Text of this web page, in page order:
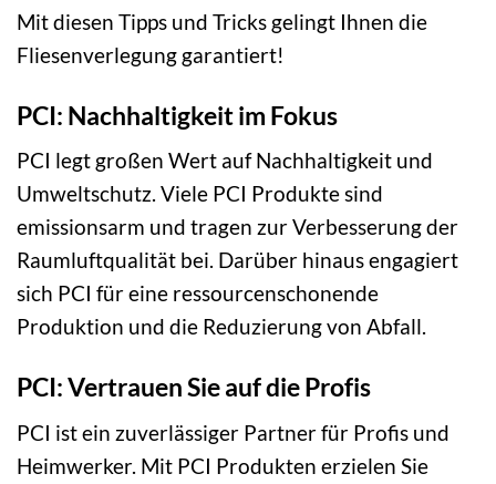
Mit diesen Tipps und Tricks gelingt Ihnen die
Fliesenverlegung garantiert!
PCI: Nachhaltigkeit im Fokus
PCI legt großen Wert auf Nachhaltigkeit und
Umweltschutz. Viele PCI Produkte sind
emissionsarm und tragen zur Verbesserung der
Raumluftqualität bei. Darüber hinaus engagiert
sich PCI für eine ressourcenschonende
Produktion und die Reduzierung von Abfall.
PCI: Vertrauen Sie auf die Profis
PCI ist ein zuverlässiger Partner für Profis und
Heimwerker. Mit PCI Produkten erzielen Sie